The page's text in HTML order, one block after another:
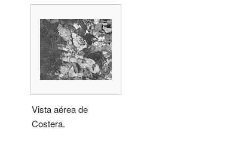
Vista aérea de
Costera.